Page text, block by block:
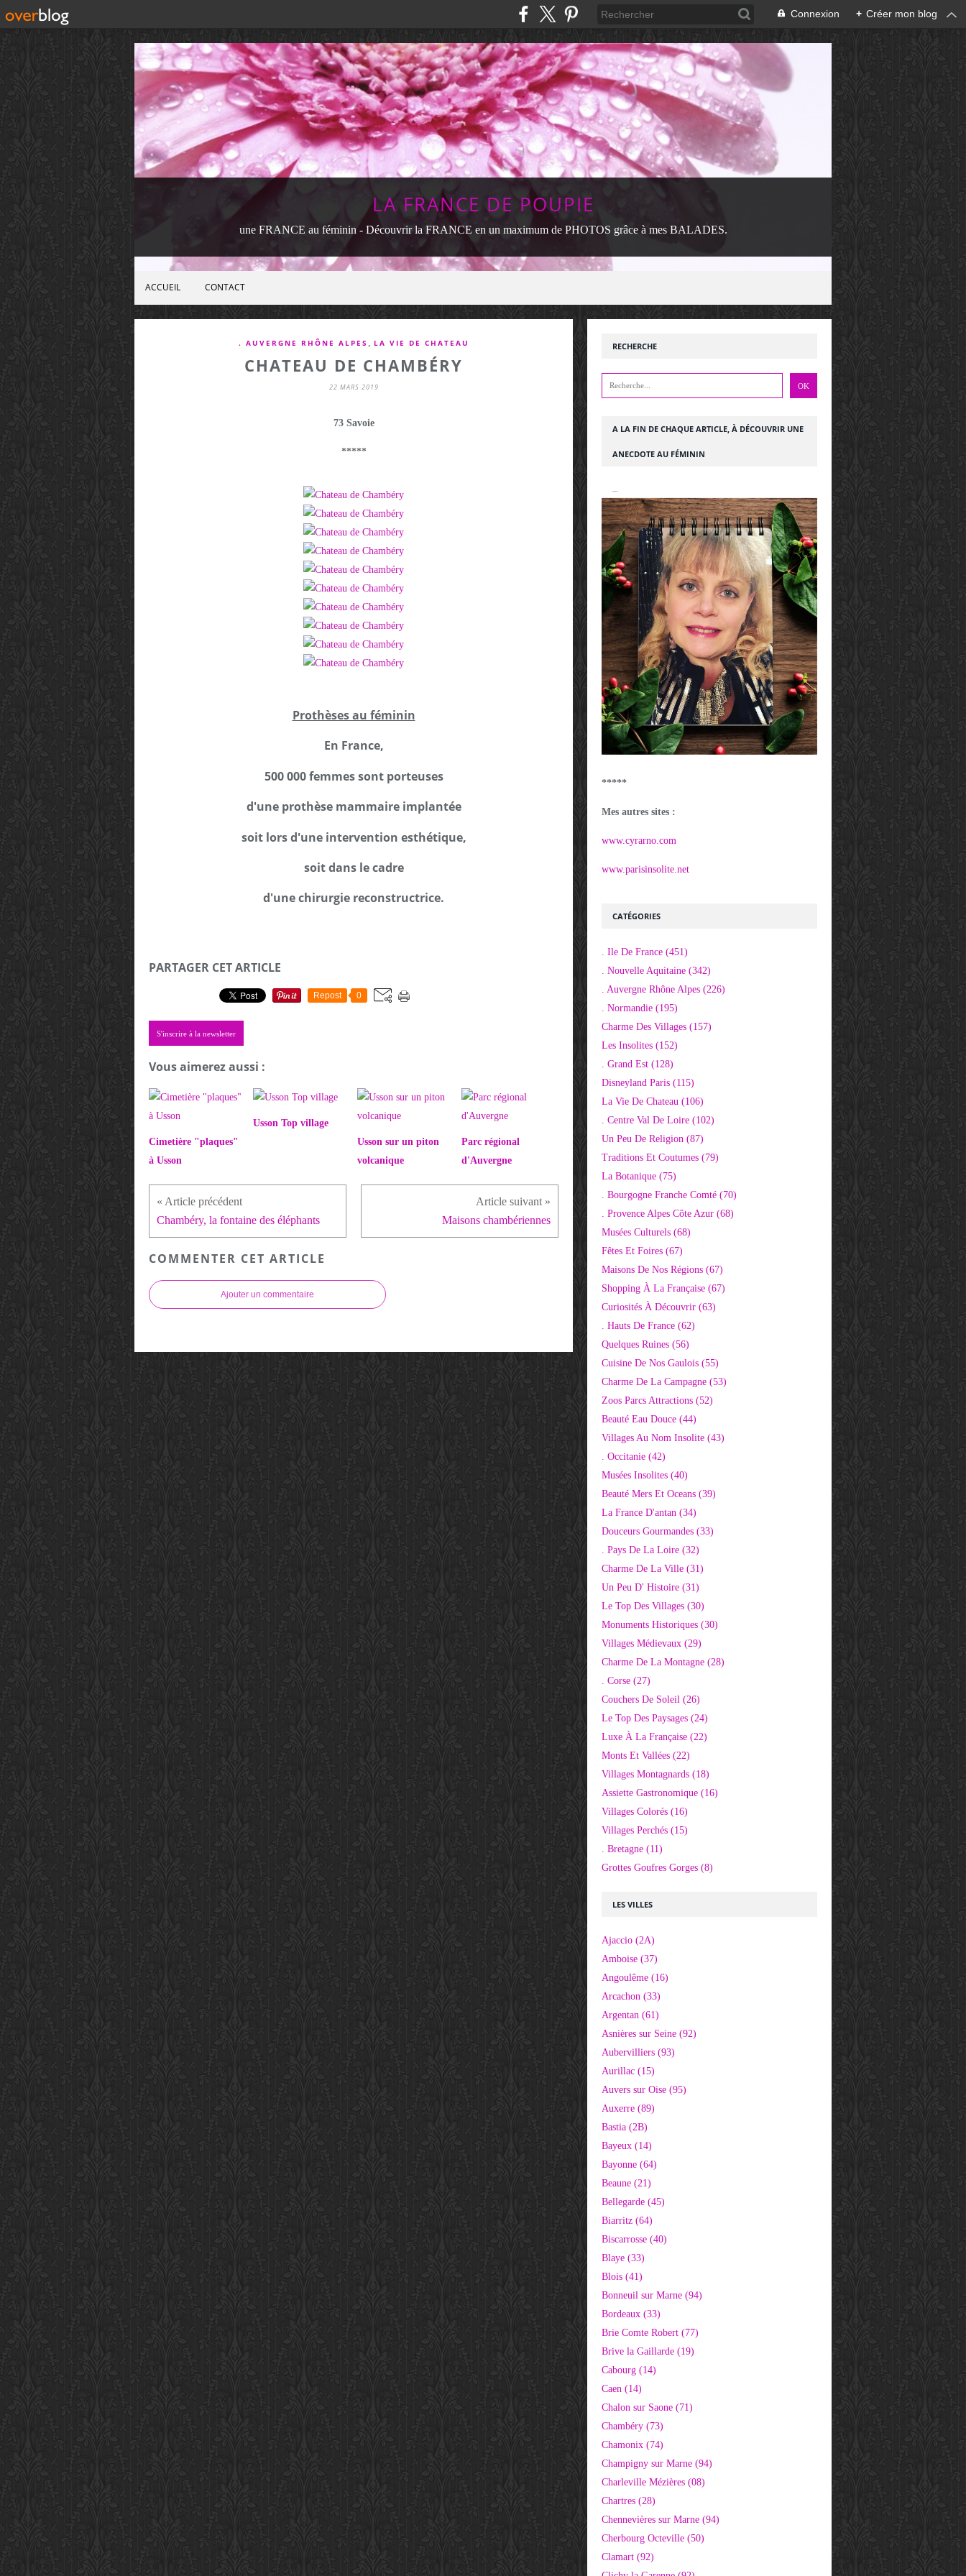
Connexion + Créer mon blog
LA FRANCE DE POUPIE
une FRANCE au féminin - Découvrir la FRANCE en un maximum de PHOTOS grâce à mes BALADES.
ACCUEIL CONTACT
. AUVERGNE RHÔNE ALPES LA VIE DE CHATEAU
CHATEAU DE CHAMBÉRY
22 MARS 2019
73 Savoie
*****
Prothèses au féminin
En France,
500 000 femmes sont porteuses
d'une prothèse mammaire implantée
soit lors d'une intervention esthétique,
soit dans le cadre
d'une chirurgie reconstructrice.
PARTAGER CET ARTICLE
Repost 0
S'inscrire à la newsletter
Vous aimerez aussi :
Cimetière "plaques"
à Usson
Usson Top village
Usson sur un piton
volcanique
Parc régional
d'Auvergne
Chambéry, la fontaine des éléphants Maisons chambériennes
COMMENTER CET ARTICLE
Ajouter un commentaire
RECHERCHE
LES VILLES
Ajaccio (2A)
Amboise (37)
Angoulême (16)
Arcachon (33)
Argentan (61)
Asnières sur Seine (92)
Aubervilliers (93)
Aurillac (15)
Auvers sur Oise (95)
Auxerre (89)
Bastia (2B)
Bayeux (14)
Bayonne (64)
Beaune (21)
Bellegarde (45)
Biarritz (64)
Biscarrosse (40)
Blaye (33)
Blois (41)
Bonneuil sur Marne (94)
Bordeaux (33)
Brie Comte Robert (77)
Brive la Gaillarde (19)
Cabourg (14)
Caen (14)
Chalon sur Saone (71)
Chambéry (73)
Chamonix (74)
Champigny sur Marne (94)
Charleville Mézières (08)
Chartres (28)
Chennevières sur Marne (94)
Cherbourg Octeville (50)
Clamart (92)
CATÉGORIES
. Ile De France (451)
. Nouvelle Aquitaine (342)
. Auvergne Rhône Alpes (226)
. Normandie (195)
Charme Des Villages (157)
Les Insolites (152)
. Grand Est (128)
Disneyland Paris (115)
La Vie De Chateau (106)
. Centre Val De Loire (102)
Un Peu De Religion (87)
Traditions Et Coutumes (79)
La Botanique (75)
. Bourgogne Franche Comté (70)
. Provence Alpes Côte Azur (68)
Musées Culturels (68)
Fêtes Et Foires (67)
Maisons De Nos Régions (67)
Shopping À La Française (67)
Curiosités À Découvrir (63)
. Hauts De France (62)
Quelques Ruines (56)
Cuisine De Nos Gaulois (55)
Charme De La Campagne (53)
Zoos Parcs Attractions (52)
Beauté Eau Douce (44)
Villages Au Nom Insolite (43)
. Occitanie (42)
Musées Insolites (40)
Beauté Mers Et Oceans (39)
La France D'antan (34)
Douceurs Gourmandes (33)
. Pays De La Loire (32)
Charme De La Ville (31)
Un Peu D' Histoire (31)
Le Top Des Villages (30)
Monuments Historiques (30)
Villages Médievaux (29)
Charme De La Montagne (28)
. Corse (27)
Couchers De Soleil (26)
Le Top Des Paysages (24)
Luxe À La Française (22)
Monts Et Vallées (22)
Villages Montagnards (18)
Assiette Gastronomique (16)
Villages Colorés (16)
Villages Perchés (15)
. Bretagne (11)
Grottes Goufres Gorges (8)
A LA FIN DE CHAQUE ARTICLE, À DÉCOUVRIR UNE
ANECDOTE AU FÉMININ
*****
Mes autres sites :
www.cyrarno.com
www.parisinsolite.net